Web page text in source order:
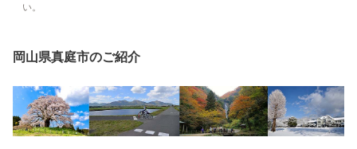
い。
岡山県真庭市のご紹介